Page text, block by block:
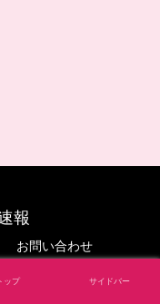
報
お問い合わせ
速報.
ップ サイドバー